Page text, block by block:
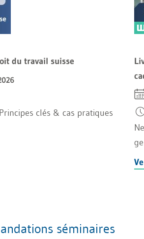
du travail suisse
clés & cas pratiques
séminaires